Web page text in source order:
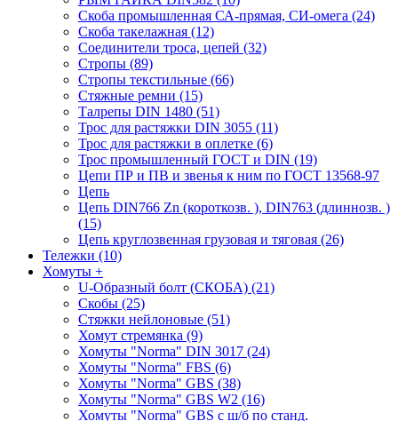
Скоба промышленная СА-прямая, СИ-омега (24)
Скоба такелажная (12)
Соединители троса, цепей (32)
Стропы (89)
Стропы текстильные (66)
Стяжные ремни (15)
Талрепы DIN 1480 (51)
Трос для растяжки DIN 3055 (11)
Трос для растяжки в оплетке (6)
Трос промышленный ГОСТ и DIN (19)
Цепи ПР и ПВ и звенья к ним по ГОСТ 13568-97
Цепь
Цепь DIN766 Zn (короткозв. ), DIN763 (длиннозв. )
(15)
Цепь круглозвенная грузовая и тяговая (26)
Тележки (10)
Хомуты +
U-Образный болт (СКОБА) (21)
Скобы (25)
Стяжки нейлоновые (51)
Хомут стремянка (9)
Хомуты "Norma" DIN 3017 (24)
Хомуты "Norma" FBS (6)
Хомуты "Norma" GBS (38)
Хомуты "Norma" GBS W2 (16)
Хомуты "Norma" GBS с ш/б по станд.